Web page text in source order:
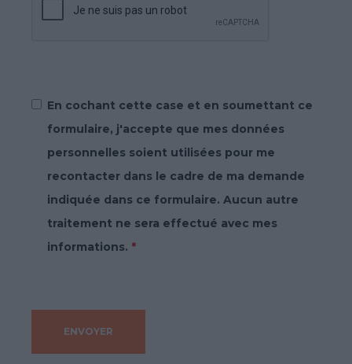
En cochant cette case et en soumettant ce
formulaire, j'accepte que mes données
personnelles soient utilisées pour me
recontacter dans le cadre de ma demande
indiquée dans ce formulaire. Aucun autre
traitement ne sera effectué avec mes
informations. *